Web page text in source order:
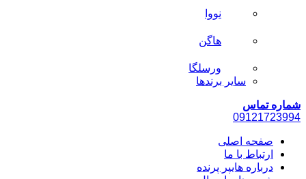
نووا
هاگن
ورسلگا
سایر برند‌ها
شماره تماس
09121723994
صفحه اصلی
ارتباط با ما
درباره هایپر پرنده